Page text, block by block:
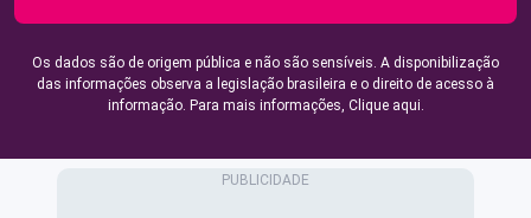
Os dados são de origem pública e não são sensíveis. A disponibilização
das informações observa a legislação brasileira e o direito de acesso à
informação. Para mais informações, Clique aqui.